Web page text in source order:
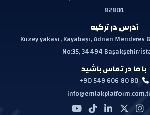
82801
آدرس در ترکیه
Kuzey yakası, Kayabaşı, Adnan Menderes
No:35, 34494 Başakşehir/
با ما در تماس باشید
+90 549 606 80 80
info@emlakplatform.com.tr